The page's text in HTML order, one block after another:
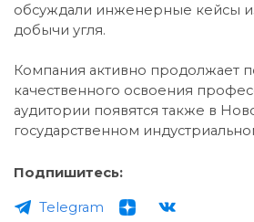
обсуждали инженерные кейсы
добычи угля.
Компания активно продолжает
качественного освоения
аудитории появятся также в
государственном
Подпишитесь:
Telegram